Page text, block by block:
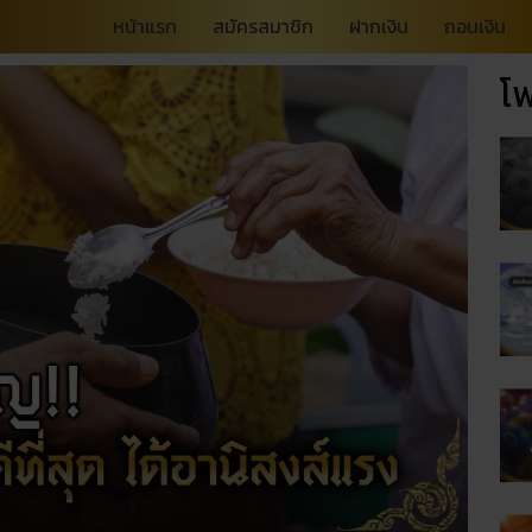
หน้าแรก สมัครสมาชิก ฝากเงิน ถอนเงิน
โ